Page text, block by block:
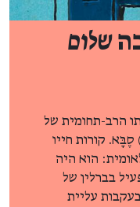
שלום
הרב-תחומית של
קורות חייו
הוא היה
בברלין של
בעקבות עליית